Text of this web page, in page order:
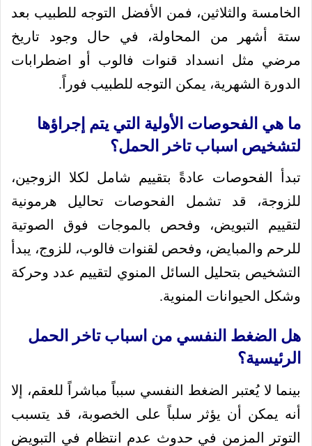
الخامسة والثلاثين، فمن الأفضل التوجه للطبيب بعد
ستة أشهر من المحاولة، في حال وجود تاريخ
مرضي مثل انسداد قنوات فالوب أو اضطرابات
الدورة الشهرية، يمكن التوجه للطبيب فوراً.
ما هي الفحوصات الأولية التي يتم إجراؤها
لتشخيص اسباب تاخر الحمل؟
تبدأ الفحوصات عادةً بتقييم شامل لكلا الزوجين،
للزوجة، قد تشمل الفحوصات تحاليل هرمونية
لتقييم التبويض، وفحص بالموجات فوق الصوتية
للرحم والمبايض، وفحص لقنوات فالوب، للزوج، يبدأ
التشخيص بتحليل السائل المنوي لتقييم عدد وحركة
وشكل الحيوانات المنوية.
هل الضغط النفسي من اسباب تاخر الحمل
الرئيسية؟
بينما لا يُعتبر الضغط النفسي سبباً مباشراً للعقم، إلا
أنه يمكن أن يؤثر سلباً على الخصوبة، قد يتسبب
التوتر المزمن في حدوث عدم انتظام في التبويض